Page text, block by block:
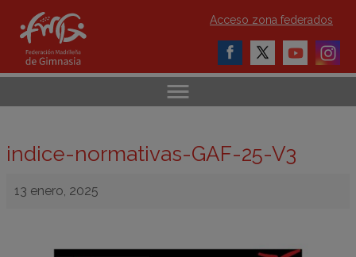
Acceso zona federados
indice-normativas-GAF-25-V3
13 enero, 2025